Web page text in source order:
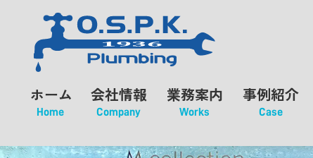
ホーム
Home
会社情報
Company
業務案内
Works
事例紹介
Case